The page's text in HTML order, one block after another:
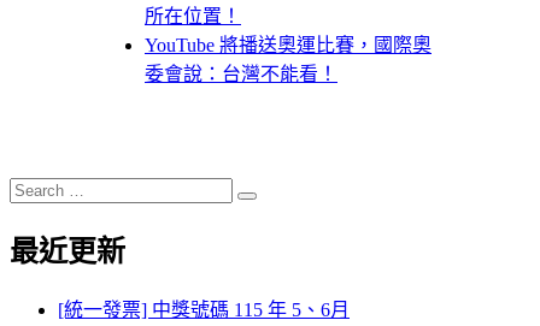
所在位置！
YouTube 將播送奧運比賽，國際奧
委會說：台灣不能看！
Search
for:
Search
最近更新
[統一發票] 中獎號碼 115 年 5、6月